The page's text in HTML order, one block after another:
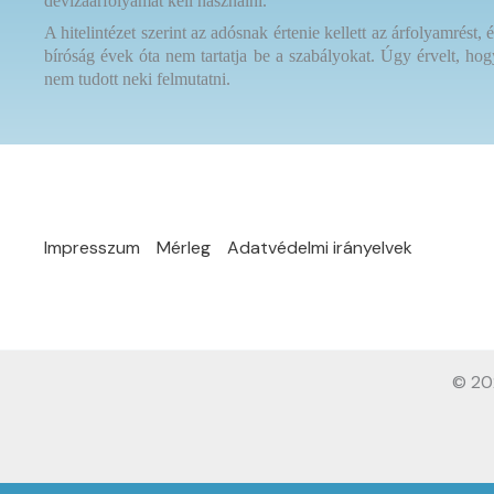
A hitelintézet szerint az adósnak értenie kellett az
bíróság évek óta nem tartatja be a szabályokat. Úgy érvelt,
nem tudott neki felmutatni.
Impresszum Mérleg Adatvédelmi irányelvek
©